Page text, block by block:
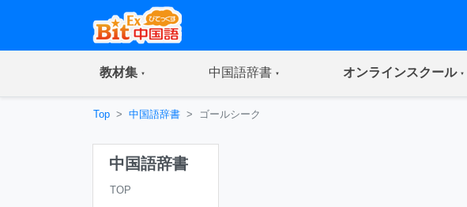
教材集(current) 中国語辞書(current) オンラインスクール
Top 中国語辞書 ゴールシーク
中国語辞書
TOP